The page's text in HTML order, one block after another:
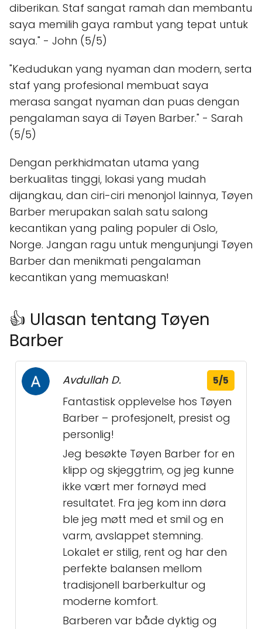
diberikan. Staf sangat ramah dan membantu
saya memilih gaya rambut yang tepat untuk
saya." - John (5/5)
"Kedudukan yang nyaman dan modern, serta
staf yang profesional membuat saya
merasa sangat nyaman dan puas dengan
pengalaman saya di Tøyen Barber." - Sarah
(5/5)
Dengan perkhidmatan utama yang
berkualitas tinggi, lokasi yang mudah
dijangkau, dan ciri-ciri menonjol lainnya, Tøyen
Barber merupakan salah satu salong
kecantikan yang paling populer di Oslo,
Norge. Jangan ragu untuk mengunjungi Tøyen
Barber dan menikmati pengalaman
kecantikan yang memuaskan!
👍 Ulasan tentang Tøyen
Barber
Avdullah D. 5/5
Fantastisk opplevelse hos Tøyen
Barber – profesjonelt, presist og
personlig!
Jeg besøkte Tøyen Barber for en
klipp og skjeggtrim, og jeg kunne
ikke vært mer fornøyd med
resultatet. Fra jeg kom inn døra
ble jeg møtt med et smil og en
varm, avslappet stemning.
Lokalet er stilig, rent og har den
perfekte balansen mellom
tradisjonell barberkultur og
moderne komfort.
Barberen var både dyktig og